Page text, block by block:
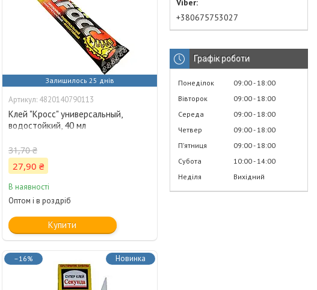
Залишилось 25 днів
4820140790113
Клей "Кросс" универсальный,
водостойкий, 40 мл
31,70 ₴
27,90 ₴
В наявності
Оптом і в роздріб
Купити
–16% Новинка
+380675753027
Графік роботи
Понеділок 09:00 18:00
Вівторок
09:00 18:00
Середа
09:00 18:00
Четвер
09:00 18:00
Пʼятниця
09:00 18:00
Субота
10:00 14:00
Неділя
Вихідний